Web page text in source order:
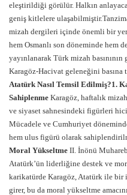
eleştirildiği görülür. Halkın
geniş kitlelere
mizah dergileri içinde önemli bir
hem Osmanlı son döneminde hem
yayınlanarak Türk mizah
Karagöz-Hacivat geleneğini basına
Atatürk Nasıl Temsil Edilmiş?1.
Sahiplenme Karagöz, haftalık
ve siyaset sahnesindeki figürleri
Mücadele ve Cumhuriyet
hem ulus figürü olarak
Moral Yükseltme II. İnönü
Atatürk’ün liderliğine destek ve
karikatürde Karagöz, Atatürk ile bir
girer, bu da moral yükseltme